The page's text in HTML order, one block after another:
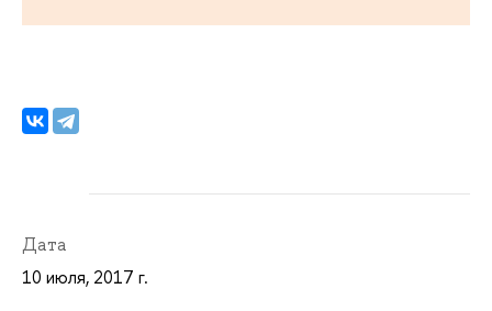
Дата
10 июля, 2017 г.